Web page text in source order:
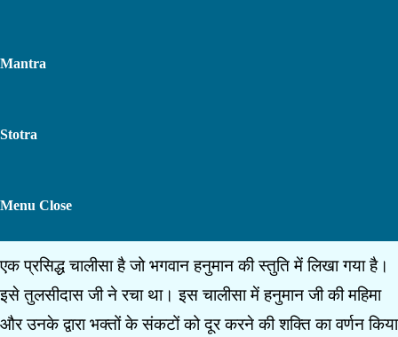
Mantra
Stotra
Toggle
Website
Menu Close
Ashtak Paath
एक प्रसिद्ध चालीसा है जो भगवान हनुमान की स्तुति में लिखा गया है।
इसे तुलसीदास जी ने रचा था। इस चालीसा में हनुमान जी की महिमा
और उनके द्वारा भक्तों के संकटों को दूर करने की शक्ति का वर्णन किया